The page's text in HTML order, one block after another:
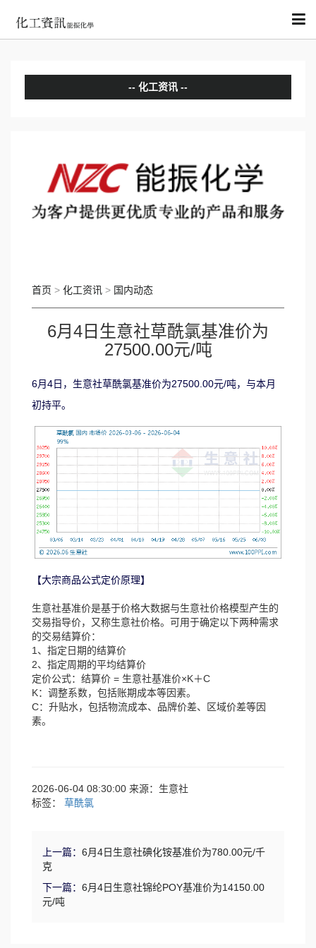
化工资讯
国际动态
首页 > 化工资讯 > 国内动态
6月4日生意社草酰氯基准价为
27500.00元/吨
6月4日，生意社草酰氯基准价为27500.00元/吨，与本月
初持平。
【大宗商品公式定价原理】
生意社基准价是基于价格大数据与生意社价格模型产生的
交易指导价，又称生意社价格。可用于确定以下两种需求
的交易结算价：
1、指定日期的结算价
2、指定周期的平均结算价
定价公式：结算价 = 生意社基准价×K＋C
K：调整系数，包括账期成本等因素。
C：升贴水，包括物流成本、品牌价差、区域价差等因
素。
2026-06-04 08:30:00 来源：生意社
标签： 草酰氯
上一篇： 6月4日生意社碘化铵基准价为780.00元/千
克
下一篇： 6月4日生意社锦纶POY基准价为14150.00
元/吨